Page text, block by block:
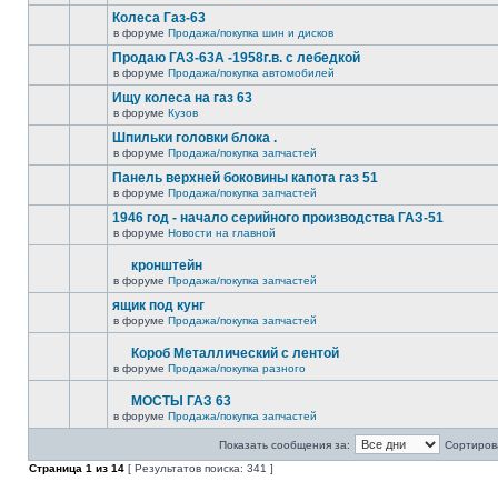
Колеса Газ-63
в форуме Продажа/покупка шин и дисков
Продаю ГАЗ-63А -1958г.в. с лебедкой
в форуме Продажа/покупка автомобилей
Ищу колеса на газ 63
в форуме Кузов
Шпильки головки блока .
в форуме Продажа/покупка запчастей
Панель верхней боковины капота газ 51
в форуме Продажа/покупка запчастей
1946 год - начало серийного производства ГАЗ-51
в форуме Новости на главной
кронштейн
в форуме Продажа/покупка запчастей
ящик под кунг
в форуме Продажа/покупка запчастей
Короб Металлический с лентой
в форуме Продажа/покупка разного
МОСТЫ ГАЗ 63
в форуме Продажа/покупка запчастей
Показать сообщения за:
Страница 1 из 14 [ Результатов поиска: 341 ]